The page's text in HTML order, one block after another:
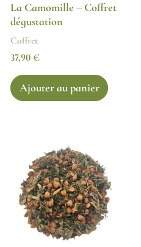
La Camomille – Coffret
dégustation
Coffret
37,90 €
Ajouter au panier